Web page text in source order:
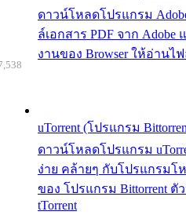
ดาวน์โหลดโปรแกรม Adobe
ล์เอกสาร PDF จาก
งานของ Browser ให้อ่านไ
uTorrent (โปรแกรม
ดาวน์โหลดโปรแกรม
ง่าย คล้ายๆ กับโปรแกรมโ
ของ โปรแกรม Bittorrent ตั
tTorrent